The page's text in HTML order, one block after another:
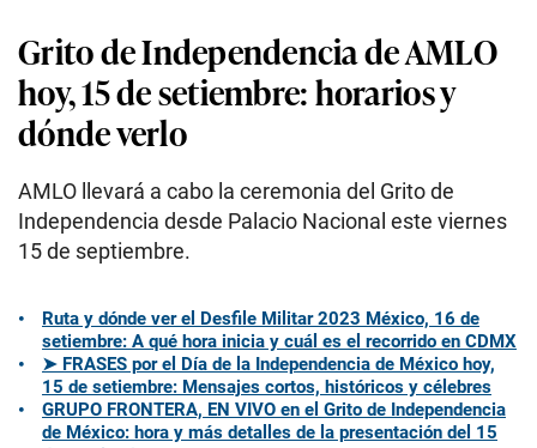
Grito de Independencia de AMLO
hoy, 15 de setiembre: horarios y
dónde verlo
AMLO llevará a cabo la ceremonia del Grito de
Independencia desde Palacio Nacional este viernes
15 de septiembre.
Ruta y dónde ver el Desfile Militar 2023 México, 16 de
setiembre: A qué hora inicia y cuál es el recorrido en CDMX
➤ FRASES por el Día de la Independencia de México hoy,
15 de setiembre: Mensajes cortos, históricos y célebres
GRUPO FRONTERA, EN VIVO en el Grito de Independencia
de México: hora y más detalles de la presentación del 15